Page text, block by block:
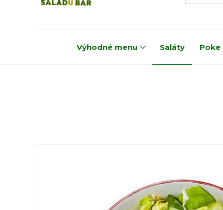
Výhodné menu Saláty Poke